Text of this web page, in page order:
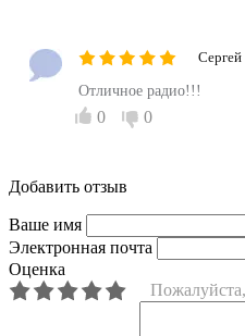
Сергей
Отличное радио!!!
0 0
Добавить отзыв
Ваше имя
Электронная почта
Оценка